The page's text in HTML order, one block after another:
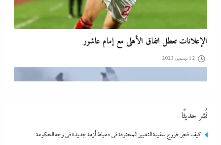
الإعلانات تعطل اتفاق الأهلى مع إمام عاشور
12 ديسمبر، 2023
نُشر حديثًا
كيف فجر خروج سفينة التغييز المحترقة في دمياط أزمة جديدة في وجه الحكومة